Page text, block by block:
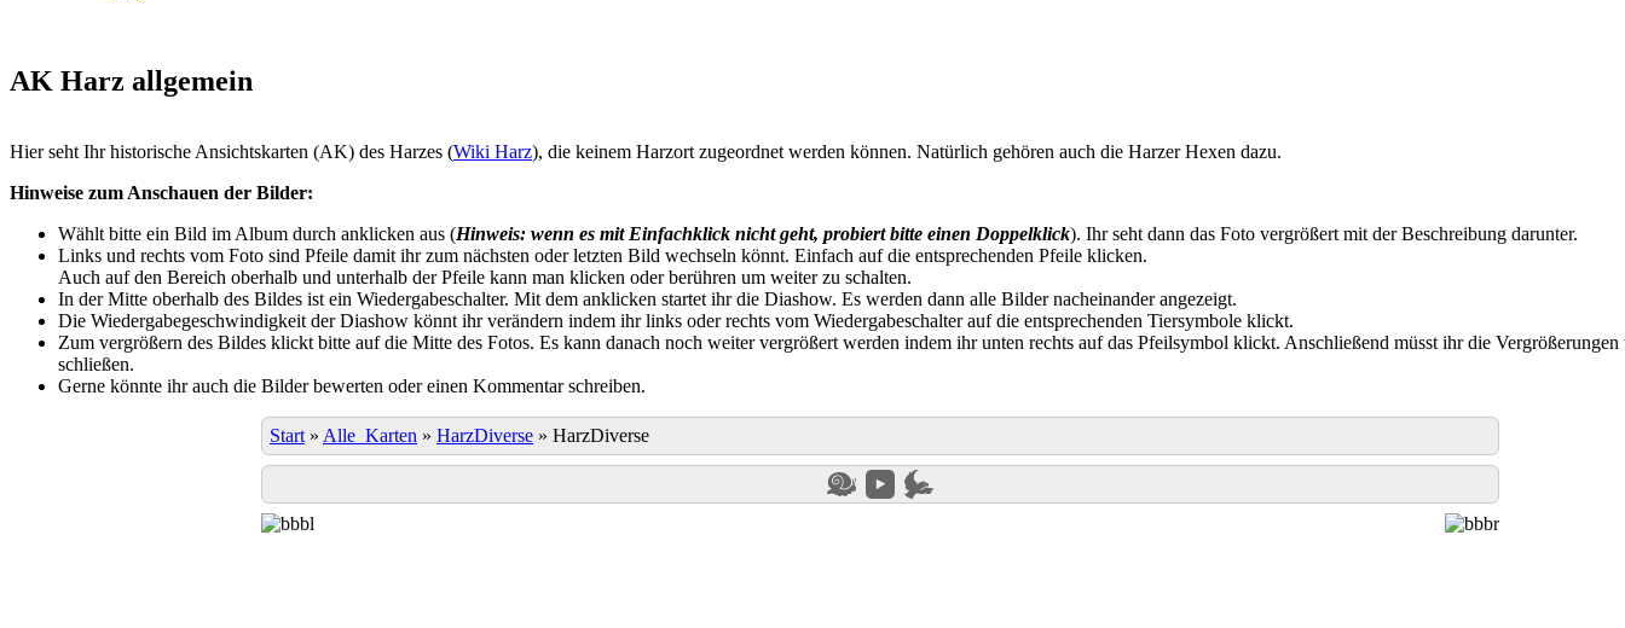
AK Harz allgemein
Hier seht Ihr historische Ansichtskarten (AK) des Harzes (Wiki Harz), die keinem Harzort zugeordnet werden können. Natürlich gehören auch die Harzer Hexen dazu.
Hinweise zum Anschauen der Bilder:
Wählt bitte ein Bild im Album durch anklicken aus (Hinweis: wenn es mit Einfachklick nicht geht, probiert bitte einen Doppelklick). Ihr seht dann das Foto vergrößert mit der Beschreibung darunter.
Links und rechts vom Foto sind Pfeile damit ihr zum nächsten oder letzten Bild wechseln könnt. Einfach auf die entsprechenden Pfeile klicken.
Auch auf den Bereich oberhalb und unterhalb der Pfeile kann man klicken oder berühren um weiter zu schalten.
In der Mitte oberhalb des Bildes ist ein Wiedergabeschalter. Mit dem anklicken startet ihr die Diashow. Es werden dann alle Bilder nacheinander angezeigt.
Die Wiedergabegeschwindigkeit der Diashow könnt ihr verändern indem ihr links oder rechts vom Wiedergabeschalter auf die entsprechenden Tiersymbole klickt.
Zum vergrößern des Bildes klickt bitte auf die Mitte des Fotos. Es kann danach noch weiter vergrößert werden indem ihr unten rechts auf das Pfeilsymbol klickt. Anschließend müsst ihr die Vergrößerungen
schließen.
Gerne könnte ihr auch die Bilder bewerten oder einen Kommentar schreiben.
Start » Alle_Karten » HarzDiverse » HarzDiverse